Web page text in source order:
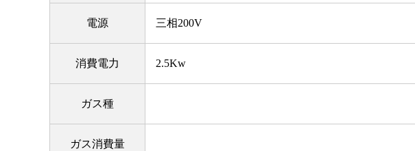
電源 三相200V
消費電力 2.5Kw
ガス種
ガス消費量